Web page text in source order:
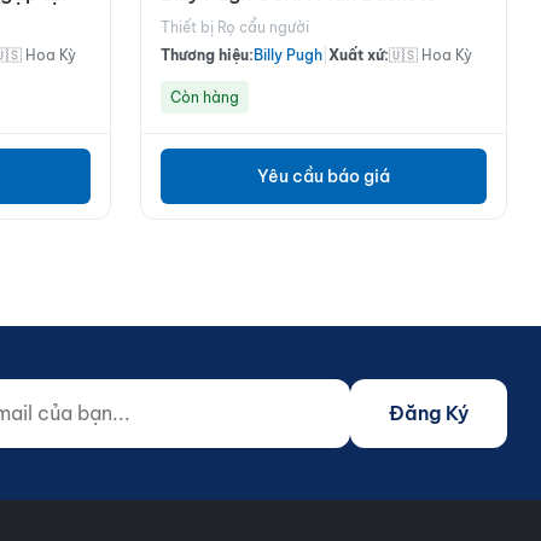
Hoa Kỳ
Thiết bị Rọ cẩu người
Thương hiệu: Billy Pugh Xuất xứ:🇺🇸 Hoa Kỳ
Còn hàng
Yêu cầu báo giá
của bạn...
not fill)
Đăng Ký